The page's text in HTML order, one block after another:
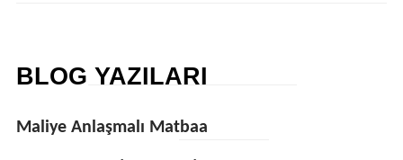
BLOG YAZILARI
Maliye Anlaşmalı Matbaa